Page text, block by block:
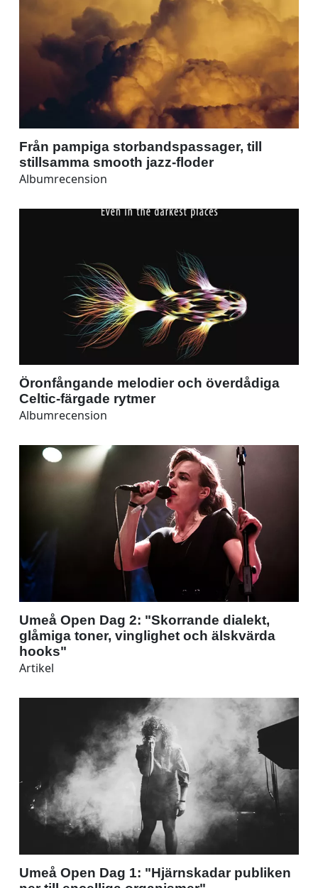
Från pampiga storbandspassager, till
stillsamma smooth jazz-floder
Albumrecension
Öronfångande melodier och överdådiga
Celtic-färgade rytmer
Albumrecension
Umeå Open Dag 2: "Skorrande dialekt,
glåmiga toner, vinglighet och älskvärda
hooks"
Artikel
Umeå Open Dag 1: "Hjärnskadar publiken